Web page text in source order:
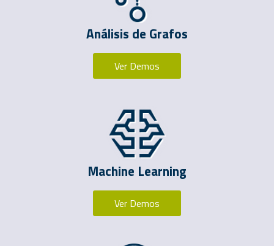
Análisis de Grafos
Ver Demos
Machine Learning
Ver Demos